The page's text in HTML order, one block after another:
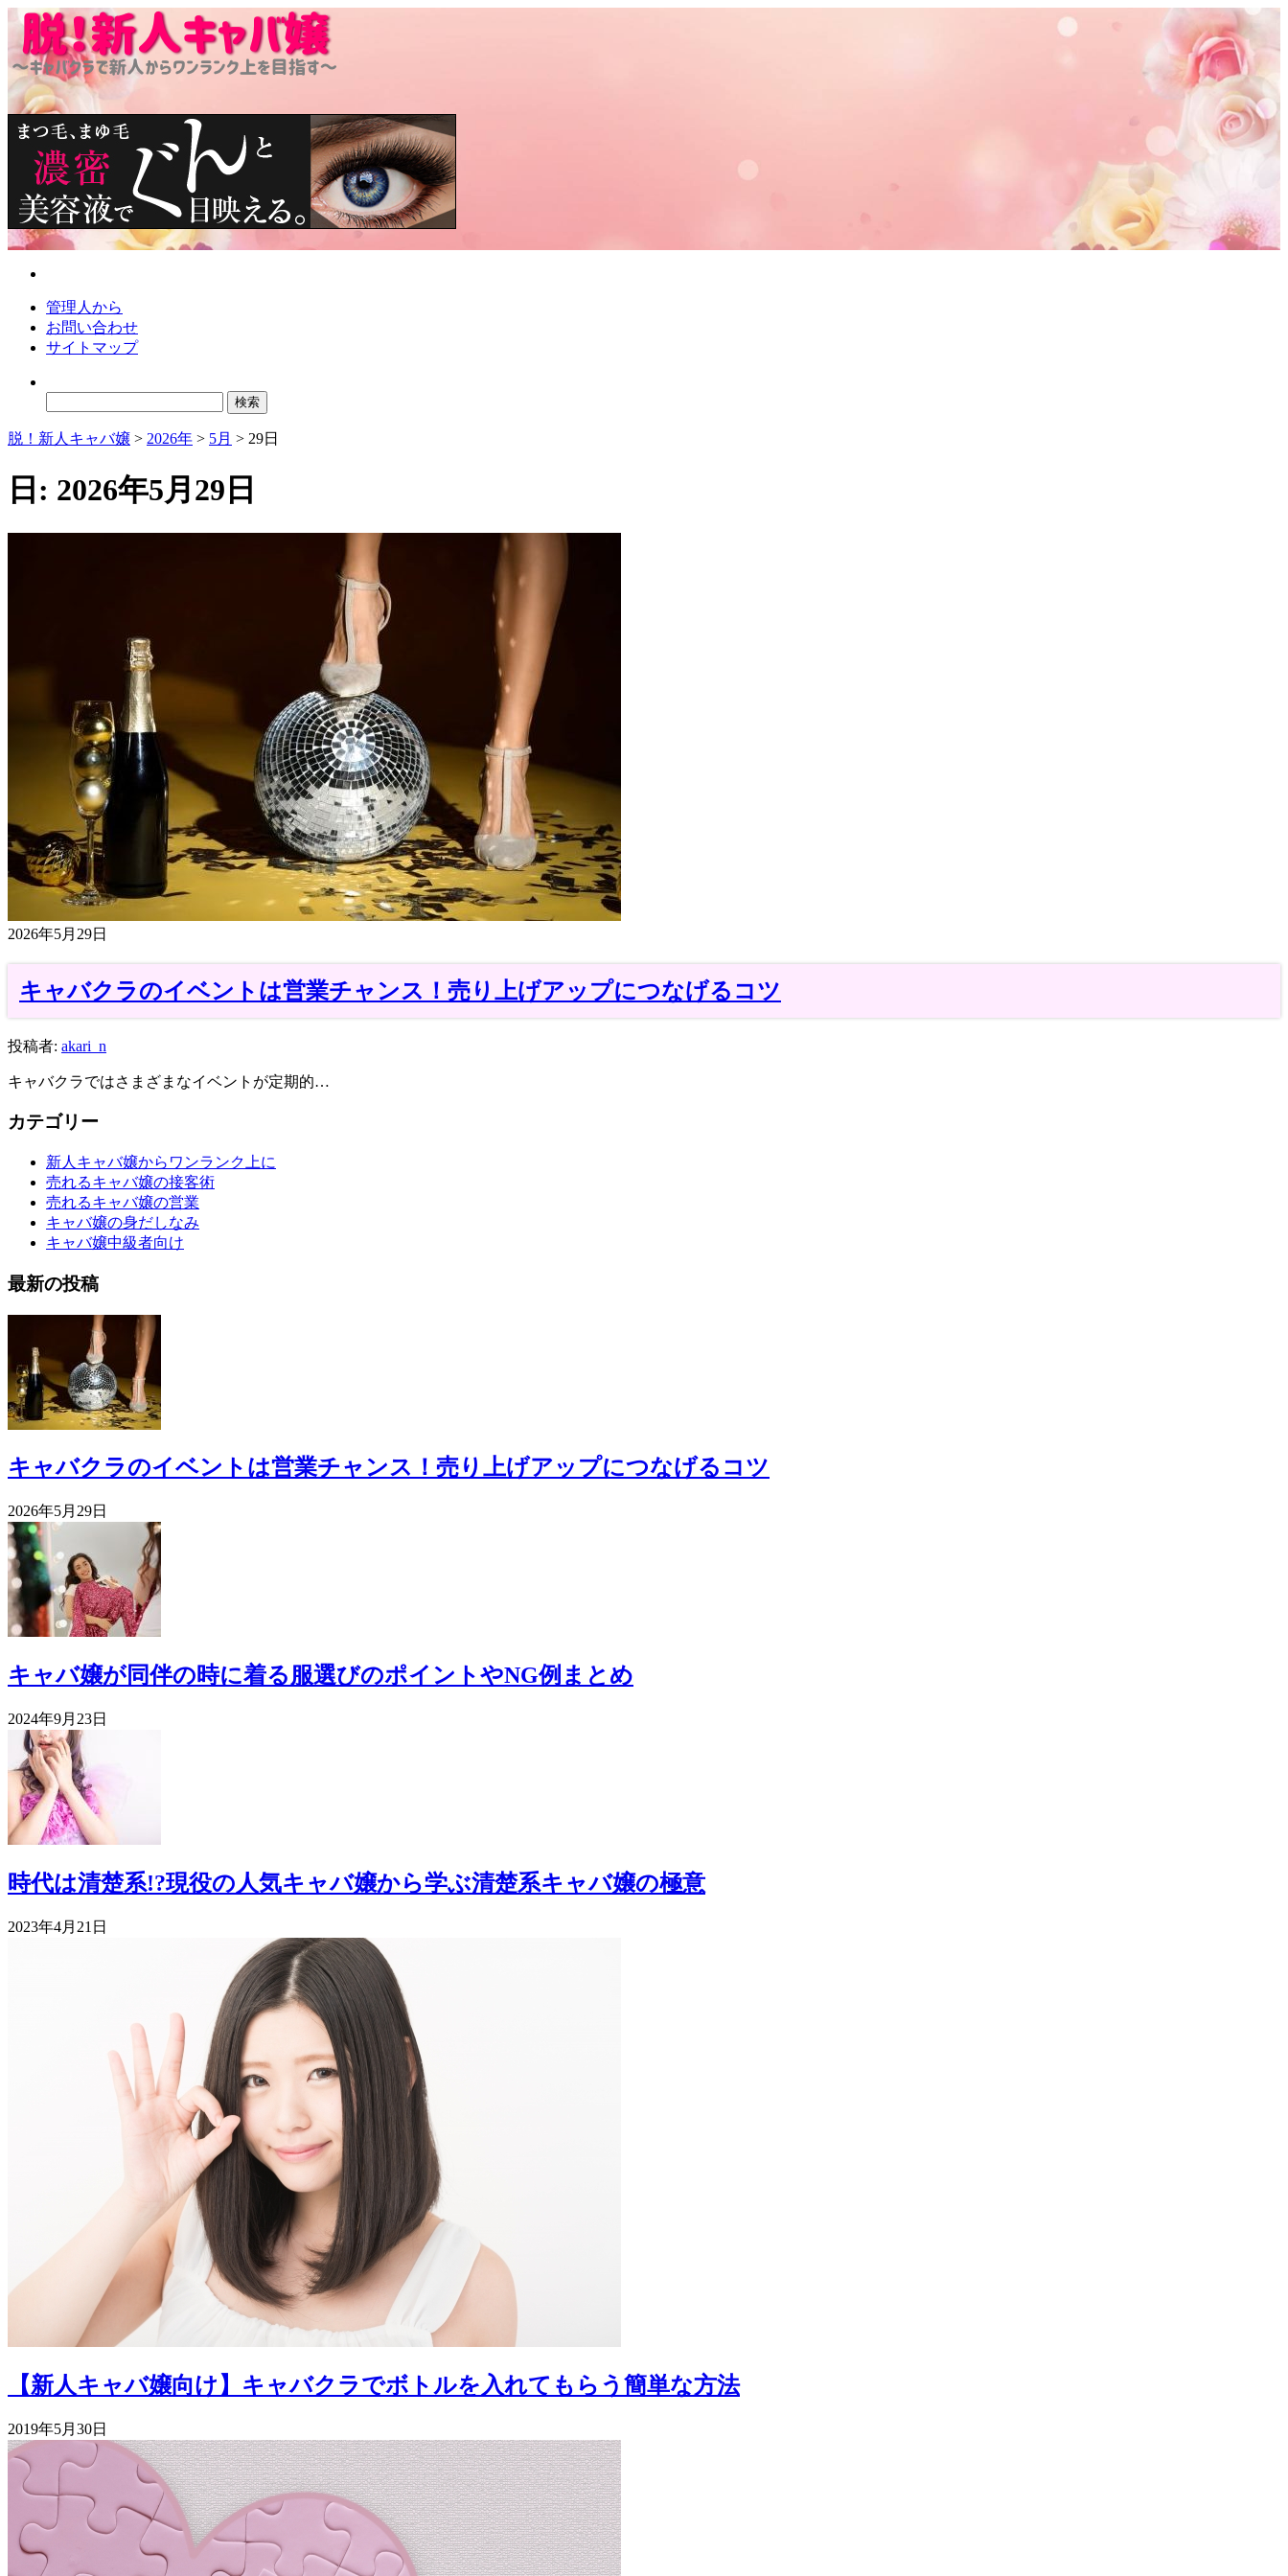
脱！新人キャバ嬢
～キャバクラで新人からワンランク上を目指す～
管理人から
お問い合わせ
サイトマップ
脱！新人キャバ嬢 > 2026年 > 5月 > 29日
日: 2026年5月29日
2026年5月29日
キャバクラのイベントは営業チャンス！売り上げアップにつなげるコツ
投稿者: akari_n
キャバクラではさまざまなイベントが定期的…
カテゴリー
新人キャバ嬢からワンランク上に
売れるキャバ嬢の接客術
売れるキャバ嬢の営業
キャバ嬢の身だしなみ
キャバ嬢中級者向け
最新の投稿
キャバクラのイベントは営業チャンス！売り上げアップにつなげるコツ
2026年5月29日
キャバ嬢が同伴の時に着る服選びのポイントやNG例まとめ
2024年9月23日
時代は清楚系!?現役の人気キャバ嬢から学ぶ清楚系キャバ嬢の極意
2023年4月21日
【新人キャバ嬢向け】キャバクラでボトルを入れてもらう簡単な方法
2019年5月30日